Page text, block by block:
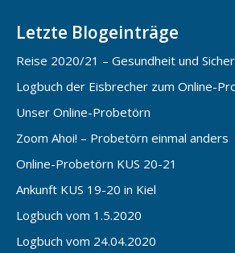
Letzte Blogeinträge
Reise 2020/21 – Gesundheit und
Logbuch der Eisbrecher zum Online-
Unser Online-Probetörn
Zoom Ahoi! – Probetörn einmal anders
Online-Probetörn KUS 20-21
Ankunft KUS 19-20 in Kiel
Logbuch vom 1.5.2020
Logbuch vom 24.04.2020